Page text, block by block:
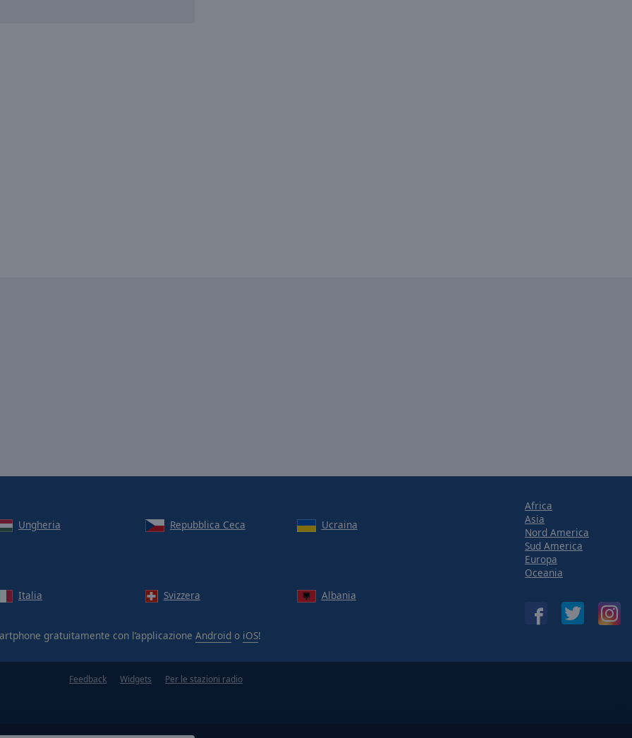
Ungheria Repubblica Ceca
Ucraina
Italia Svizzera Albania
gratuitamente con l’applicazione Android o iOS!
Africa
Asia
Nord America
Sud America
Europa
Oceania
Feedback Widgets Per le stazioni radio